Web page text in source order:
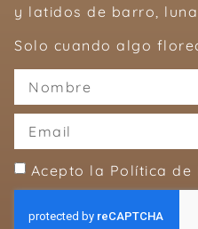
y latidos de barro,
Solo cuando algo
Acepto la Política de